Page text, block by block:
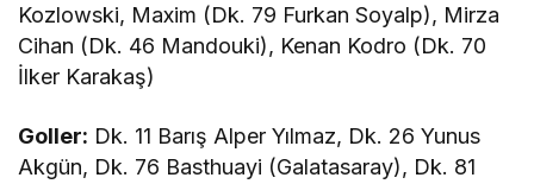
Kozlowski, Maxim (Dk. 79 Furkan Soyalp), Mirza
Cihan (Dk. 46 Mandouki), Kenan Kodro (Dk. 70
İlker Karakaş)
Goller: Dk. 11 Barış Alper Yılmaz, Dk. 26 Yunus
Akgün, Dk. 76 Basthuayi (Galatasaray), Dk. 81